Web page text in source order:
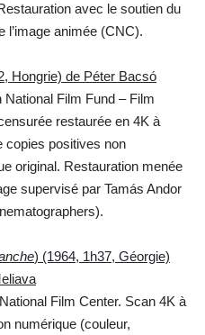
avec le soutien du
l’image animée (CNC).
Hongrie) de Péter Bacsó
Film Fund – Film
restaurée en 4K à
copies positives non
original. Restauration menée
supervisé par Tamás Andor
) (1964, 1h37, Géorgie)
Film Center. Scan 4K à
numérique (couleur,